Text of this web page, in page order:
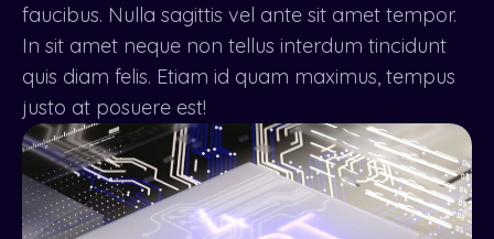
faucibus. Nulla sagittis vel ante sit amet tempor.
In sit amet neque non tellus interdum tincidunt
quis diam felis. Etiam id quam maximus, tempus
justo at posuere est!